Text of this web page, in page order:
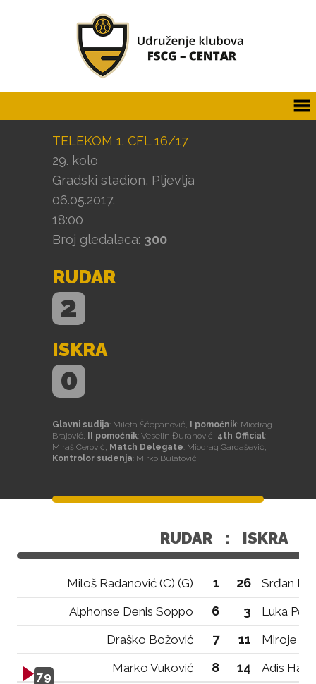
TELEKOM 1. CFL 16/17
29. kolo
Gradski stadion, Pljevlja
06.05.2017.
18:00
Broj gledalaca: 300
RUDAR
2
ISKRA
0
Glavni sudija: Mileta Šćepanović, I pomoćnik: Miodrag
Brajović,
II pomoćnik: Veselin Đuranović, 4th Official:
Miraš Cerović, Match Delegate: Miodrag Gardašević,
Kontrolor suđenja: Mirko Bulatović
RUDAR : ISKRA
Miloš Radanović (C) (G) 1 26
Srđan
Alphonse Denis Soppo
6 3
Luka
Draško Božović
7 11 Miroje
79
Marko Vuković 8 14 Adis